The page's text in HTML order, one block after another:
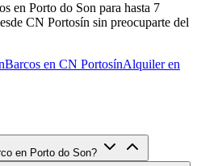
en Porto do Son para hasta 7
CN Portosín sin preocuparte del
Barcos en CN PortosínAlquiler en
en Porto do Son?